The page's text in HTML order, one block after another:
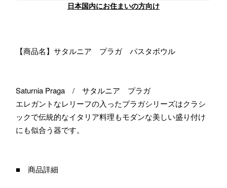
日本国内にお住まいの方向け
【商品名】サタルニア プラガ パスタボウル
Saturnia Praga / サタルニア プラガ
エレガントなレリーフの入ったプラガシリーズはクラシ
ックで伝統的なイタリア料理もモダンな美しい盛り付け
にも似合う器です。
■ 商品詳細